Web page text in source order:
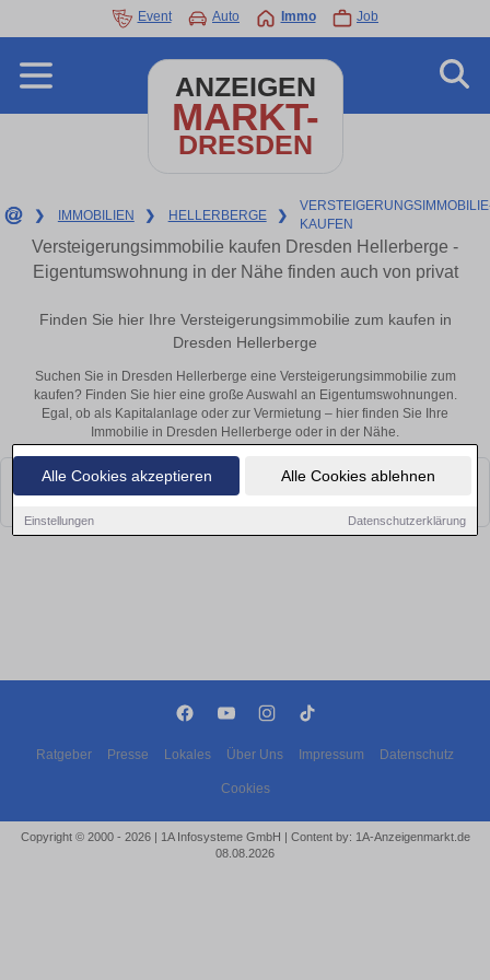
Alle Cookies akzeptieren Alle Cookies ablehnen
Einstellungen Datenschutzerklärung
Event Auto Immo Job
ANZEIGEN
MARKT-
DRESDEN
❯ IMMOBILIEN ❯ HELLERBERGE ❯
KAUFEN
Versteigerungsimmobilie kaufen Dresden Hellerberge -
Eigentumswohnung in der Nähe finden auch von privat
Finden Sie hier Ihre Versteigerungsimmobilie zum kaufen in
Dresden Hellerberge
Suchen Sie in Dresden Hellerberge eine Versteigerungsimmobilie zum
kaufen? Finden Sie hier eine große Auswahl an Eigentumswohnungen.
Egal, ob als Kapitalanlage oder zur Vermietung – hier finden Sie Ihre
Immobilie in Dresden Hellerberge oder in der Nähe.
Leider konnten wir derzeit keine passenden Objekte finden. Schauen Sie
Ratgeber Presse Lokales Über Uns Impressum Datenschutz
Cookies
Copyright © 2000 - 2026 | 1A Infosysteme GmbH | Content by: 1A-Anzeigenmarkt.de
08.08.2026